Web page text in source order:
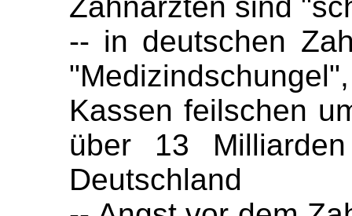
-- in deutschen
Kassen feilschen
über 13
Deutschland